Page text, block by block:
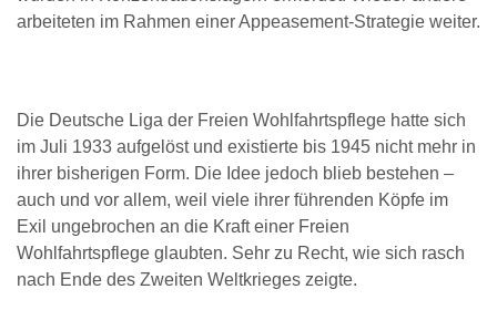
arbeiteten im Rahmen einer Appeasement-Strategie weiter.
Die Deutsche Liga der Freien Wohlfahrtspflege hatte sich
im Juli 1933 aufgelöst und existierte bis 1945 nicht mehr in
ihrer bisherigen Form. Die Idee jedoch blieb bestehen –
auch und vor allem, weil viele ihrer führenden Köpfe im
Exil ungebrochen an die Kraft einer Freien
Wohlfahrtspflege glaubten. Sehr zu Recht, wie sich rasch
nach Ende des Zweiten Weltkrieges zeigte.